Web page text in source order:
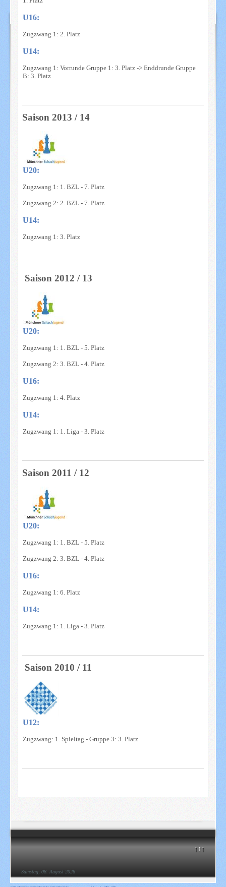
↑↑↑
Samstag, 08. August 2026
U16:
Zugzwang 1: 2. Platz
U14:
Zugzwang 1: Vorrunde Gruppe 1: 3. Platz -> Enddrunde Gruppe
B: 3. Platz
Saison 2013 / 14
U20:
Zugzwang 1: 1. BZL - 7. Platz
Zugzwang 2: 2. BZL - 7. Platz
U14:
Zugzwang 1: 3. Platz
Saison 2012 / 13
U20:
Zugzwang 1: 1. BZL - 5. Platz
Zugzwang 2: 3. BZL - 4. Platz
U16:
Zugzwang 1: 4. Platz
U14:
Zugzwang 1: 1. Liga - 3. Platz
Saison 2011 / 12
U20:
Zugzwang 1: 1. BZL - 5. Platz
Zugzwang 2: 3. BZL - 4. Platz
U16:
Zugzwang 1: 6. Platz
U14:
Zugzwang 1: 1. Liga - 3. Platz
Saison 2010 / 11
U12:
Zugzwang: 1. Spieltag - Gruppe 3: 3. Platz